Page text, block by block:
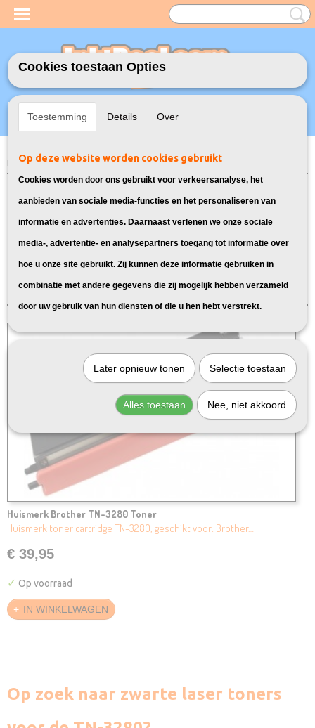
Inloggen Registreren
UW WINKELWAGEN
Home>Toners> TN-3280 Toner cartridge voor Brother
Op zoek naar toners voor de
Brother TN-3280?
Sorteer op:
Huismerk Brother TN-3280 Toner
Huismerk toner cartridge TN-3280, geschikt voor: Brother…
€ 39,95
✓ Op voorraad
IN WINKELWAGEN
Op zoek naar zwarte laser toners
Cookies toestaan Opties
Toestemming Details Over
Op deze website worden cookies gebruikt
Cookies worden door ons gebruikt voor verkeersanalyse, het
aanbieden van sociale media-functies en het personaliseren van
informatie en advertenties. Daarnaast verlenen we onze sociale
media-, advertentie- en analysepartners toegang tot informatie over
hoe u onze site gebruikt. Zij kunnen deze informatie gebruiken in
combinatie met andere gegevens die zij mogelijk hebben verzameld
door uw gebruik van hun diensten of die u hen hebt verstrekt.
Later opnieuw tonen Selectie toestaan
Alles toestaan Nee, niet akkoord